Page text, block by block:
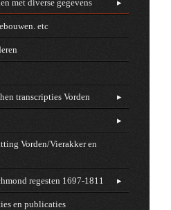
met diverse gegevens
etc
transcripties Vorden
Vorden/Vierakker en
regesten 1697-1811
en publicaties